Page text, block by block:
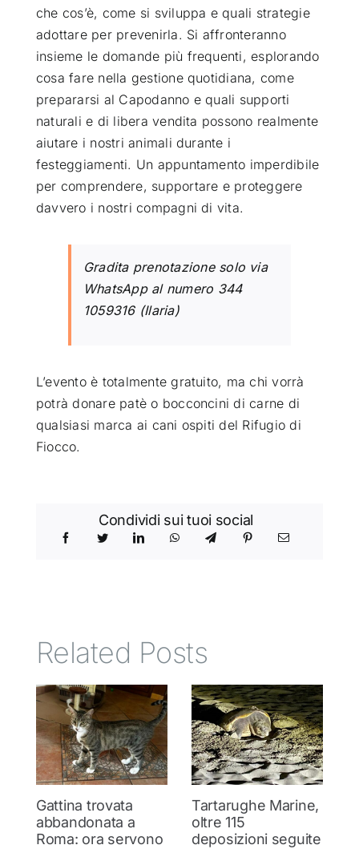
che cos’è, come si sviluppa e quali strategie
adottare per prevenirla. Si affronteranno
insieme le domande più frequenti, esplorando
cosa fare nella gestione quotidiana, come
prepararsi al Capodanno e quali supporti
naturali e di libera vendita possono realmente
aiutare i nostri animali durante i
festeggiamenti. Un appuntamento imperdibile
per comprendere, supportare e proteggere
davvero i nostri compagni di vita.
Gradita prenotazione solo via
WhatsApp al numero 344
1059316 (Ilaria)
L’evento è totalmente gratuito, ma chi vorrà
potrà donare patè o bocconcini di carne di
qualsiasi marca ai cani ospiti del Rifugio di
Fiocco.
Condividi sui tuoi social
Related Posts
Gattina trovata
abbandonata a
Roma: ora servono
Tartarughe Marine,
oltre 115
deposizioni seguite